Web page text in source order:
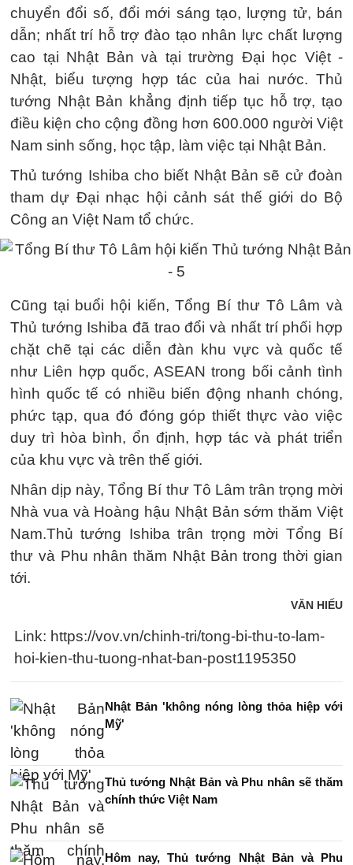
chuyển đổi số, đổi mới sáng tạo, lượng tử, bán
dẫn; nhất trí hỗ trợ đào tạo nhân lực chất lượng
cao tại Nhật Bản và tại trường Đại học Việt -
Nhật, biểu tượng hợp tác của hai nước. Thủ
tướng Nhật Bản khẳng định tiếp tục hỗ trợ, tạo
điều kiện cho cộng đồng hơn 600.000 người Việt
Nam sinh sống, học tập, làm việc tại Nhật Bản.
Thủ tướng Ishiba cho biết Nhật Bản sẽ cử đoàn
tham dự Đại nhạc hội cảnh sát thế giới do Bộ
Công an Việt Nam tổ chức.
Cũng tại buổi hội kiến, Tổng Bí thư Tô Lâm và
Thủ tướng Ishiba đã trao đổi và nhất trí phối hợp
chặt chẽ tại các diễn đàn khu vực và quốc tế
như Liên hợp quốc, ASEAN trong bối cảnh tình
hình quốc tế có nhiều biến động nhanh chóng,
phức tạp, qua đó đóng góp thiết thực vào việc
duy trì hòa bình, ổn định, hợp tác và phát triển
của khu vực và trên thế giới.
Nhân dịp này, Tổng Bí thư Tô Lâm trân trọng mời
Nhà vua và Hoàng hậu Nhật Bản sớm thăm Việt
Nam.Thủ tướng Ishiba trân trọng mời Tổng Bí
thư và Phu nhân thăm Nhật Bản trong thời gian
tới.
VĂN HIẾU
Link: https://vov.vn/chinh-tri/tong-bi-thu-to-lam-
hoi-kien-thu-tuong-nhat-ban-post1195350
Nhật Bản 'không nóng lòng thỏa hiệp với
Mỹ'
Thủ tướng Nhật Bản và Phu nhân sẽ thăm
chính thức Việt Nam
Hôm nay, Thủ tướng Nhật Bản và Phu